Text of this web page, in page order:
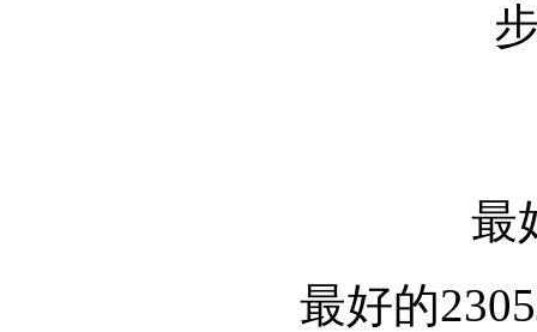
最
最好的